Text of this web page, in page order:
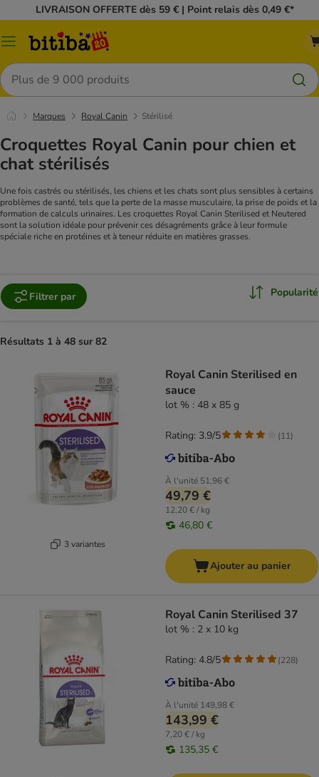
LIVRAISON OFFERTE dès 59 € | Point relais dès 0,49 €*
Menu
Rechercher
Marques Royal Canin Stérilisé
Croquettes Royal Canin pour chien et
chat stérilisés
Une fois castrés ou stérilisés, les chiens et les chats sont plus sensibles à certains
problèmes de santé, tels que la perte de la masse musculaire, la prise de poids et la
formation de calculs urinaires. Les croquettes Royal Canin Sterilised et Neutered
sont la solution idéale pour prévenir ces désagréments grâce à leur formule
spéciale riche en protéines et à teneur réduite en matières grasses.
Filtrer par Popularité
Résultats 1 à 48 sur 82
3 variantes
Royal Canin Sterilised en
sauce
lot % : 48 x 85 g
À l'unité 51,96 €
49,79 €
12,20 € / kg
46,80 €
Rating: 3.9/5 (11)
Ajouter au panier
Royal Canin Sterilised 37
lot % : 2 x 10 kg
À l'unité 149,98 €
143,99 €
7,20 € / kg
135,35 €
Rating: 4.8/5 (228)